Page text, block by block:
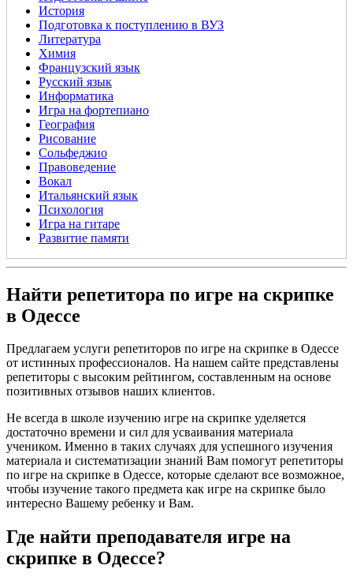
История
Подготовка к поступлению в ВУЗ
Литература
Химия
Французский язык
Русский язык
Информатика
Игра на фортепиано
География
Рисование
Сольфеджио
Правоведение
Вокал
Итальянский язык
Психология
Игра на гитаре
Развитие памяти
Найти репетитора по игре на скрипке
в Одессе
Предлагаем услуги репетиторов по игре на скрипке в Одессе
от истинных профессионалов. На нашем сайте представлены
репетиторы с высоким рейтингом, составленным на основе
позитивных отзывов наших клиентов.
Не всегда в школе изучению игре на скрипке уделяется
достаточно времени и сил для усваивания материала
учеником. Именно в таких случаях для успешного изучения
материала и систематизации знаний Вам помогут репетиторы
по игре на скрипке в Одессе, которые сделают все возможное,
чтобы изучение такого предмета как игре на скрипке было
интересно Вашему ребенку и Вам.
Где найти преподавателя игре на
скрипке в Одессе?